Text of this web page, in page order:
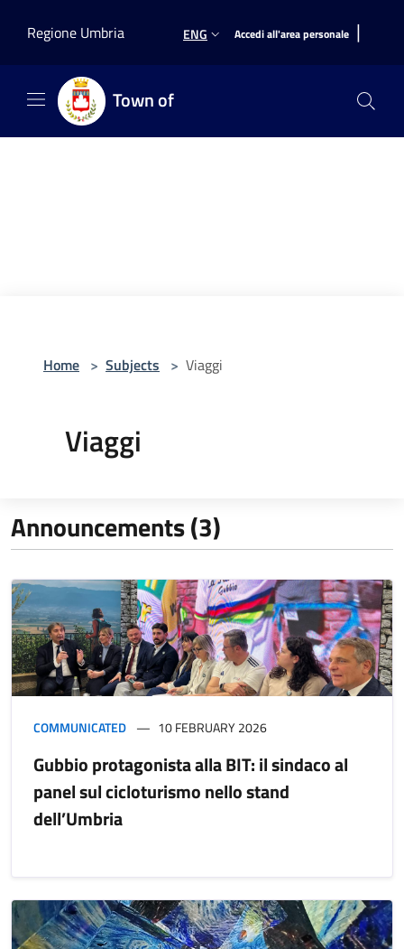
Regione Umbria
ENG Accedi all'area personale |
Town of
Home > Subjects > Viaggi
Viaggi
Announcements (3)
COMMUNICATED 10 FEBRUARY 2026
Gubbio protagonista alla BIT: il sindaco al
panel sul cicloturismo nello stand
dell’Umbria